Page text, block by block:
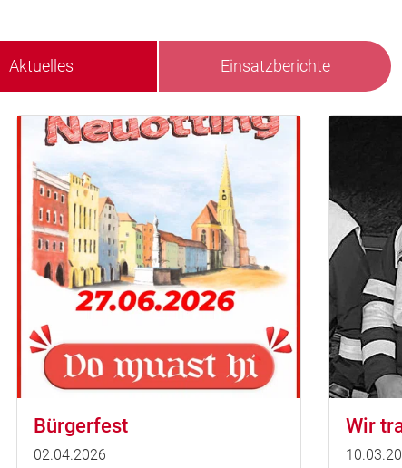
Aktuelles Einsatzberichte
Bürgerfest
02.04.2026
Wir